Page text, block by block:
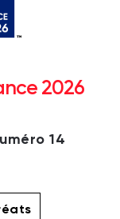
2026
14